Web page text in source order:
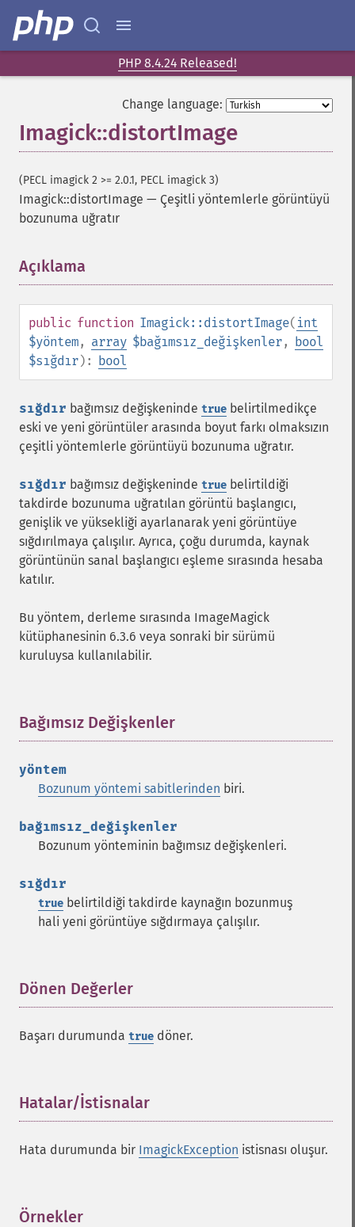
PHP 8.4.24 Released!
Change language:
Imagick::distortImage
(PECL imagick 2 >= 2.0.1, PECL imagick 3)
Imagick::distortImage — Çeşitli yöntemlerle görüntüyü
bozunuma uğratır
Açıklama
public function Imagick::distortImage( int
$yöntem, array $bağımsız_değişkenler, bool
$sığdır): bool
sığdır bağımsız değişkeninde true belirtilmedikçe
eski ve yeni görüntüler arasında boyut farkı olmaksızın
çeşitli yöntemlerle görüntüyü bozunuma uğratır.
sığdır bağımsız değişkeninde true belirtildiği
takdirde bozunuma uğratılan görüntü başlangıcı,
genişlik ve yüksekliği ayarlanarak yeni görüntüye
sığdırılmaya çalışılır. Ayrıca, çoğu durumda, kaynak
görüntünün sanal başlangıcı eşleme sırasında hesaba
katılır.
Bu yöntem, derleme sırasında ImageMagick
kütüphanesinin 6.3.6 veya sonraki bir sürümü
kuruluysa kullanılabilir.
Bağımsız Değişkenler
yöntem
Bozunum yöntemi sabitlerinden biri.
bağımsız_değişkenler
Bozunum yönteminin bağımsız değişkenleri.
sığdır
true belirtildiği takdirde kaynağın bozunmuş
hali yeni görüntüye sığdırmaya çalışılır.
Dönen Değerler
Başarı durumunda true döner.
Hatalar/İstisnalar
Hata durumunda bir ImagickException istisnası oluşur.
Örnekler